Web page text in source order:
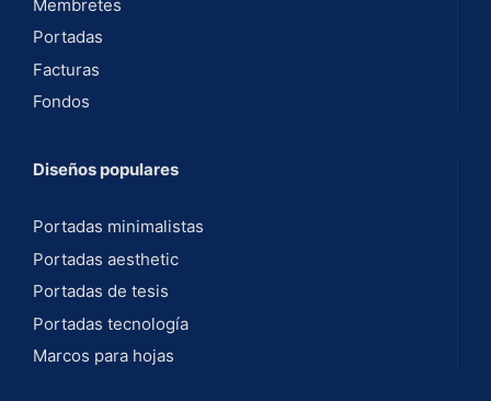
Membretes
Portadas
Facturas
Fondos
Diseños populares
Portadas minimalistas
Portadas aesthetic
Portadas de tesis
Portadas tecnología
Marcos para hojas